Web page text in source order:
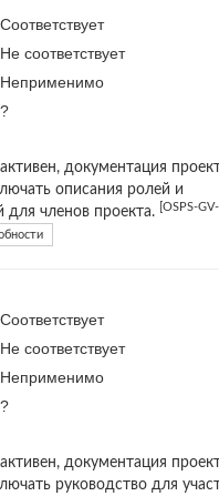
Соответствует
Не соответствует
Неприменимо
?
документация
описания ролей и
для членов проекта.
[OSPS-
Соответствует
Не соответствует
Неприменимо
?
документация
руководство для